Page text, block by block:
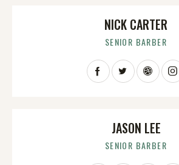
NICK CARTER
SENIOR BARBER
JASON LEE
SENIOR BARBER